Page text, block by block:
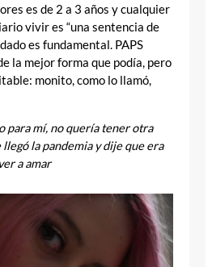
es de 2 a 3 años y cualquier
vivir es “una sentencia de
es fundamental. PAPS
la mejor forma que podía, pero
monito, como lo llamó,
para mí, no quería tener otra
llegó la pandemia y dije que era
a amar